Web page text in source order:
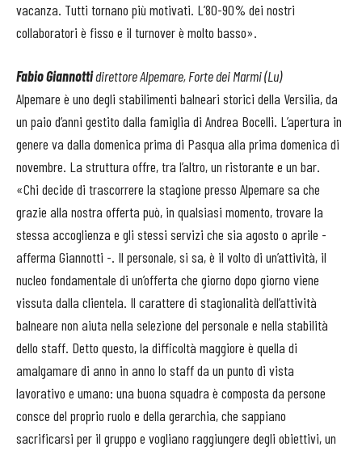
vacanza. Tutti tornano più motivati. L’80-90% dei nostri
collaboratori è fisso e il turnover è molto basso».
Fabio Giannottidirettore Alpemare, Forte dei Marmi (Lu)
Alpemare è uno degli stabilimenti balneari storici della Versilia, da
un paio d’anni gestito dalla famiglia di Andrea Bocelli. L’apertura in
genere va dalla domenica prima di Pasqua alla prima domenica di
novembre. La struttura offre, tra l’altro, un ristorante e un bar.
«Chi decide di trascorrere la stagione presso Alpemare sa che
grazie alla nostra offerta può, in qualsiasi momento, trovare la
stessa accoglienza e gli stessi servizi che sia agosto o aprile -
afferma Giannotti -. Il personale, si sa, è il volto di un’attività, il
nucleo fondamentale di un’offerta che giorno dopo giorno viene
vissuta dalla clientela. Il carattere di stagionalità dell’attività
balneare non aiuta nella selezione del personale e nella stabilità
dello staff. Detto questo, la difficoltà maggiore è quella di
amalgamare di anno in anno lo staff da un punto di vista
lavorativo e umano: una buona squadra è composta da persone
consce del proprio ruolo e della gerarchia, che sappiano
sacrificarsi per il gruppo e vogliano raggiungere degli obiettivi, un